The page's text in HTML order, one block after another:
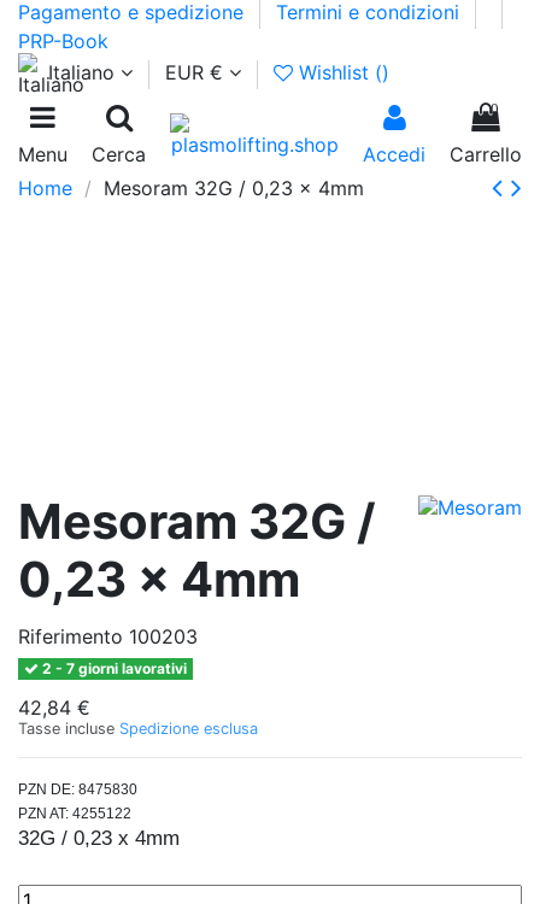
Pagamento e spedizione
Termini e condizioni
PRP-Book
Italiano
EUR € Wishlist ()
Menu Cerca Accedi
0
Carrello
Home
Mesoram 32G / 0,23 x 4mm
Mesoram 32G /
0,23 x 4mm
Riferimento 100203
2 - 7 giorni lavorativi
42,84 €
Tasse incluse Spedizione esclusa
PZN DE: 8475830
PZN AT: 4255122
32G / 0,23 x 4mm